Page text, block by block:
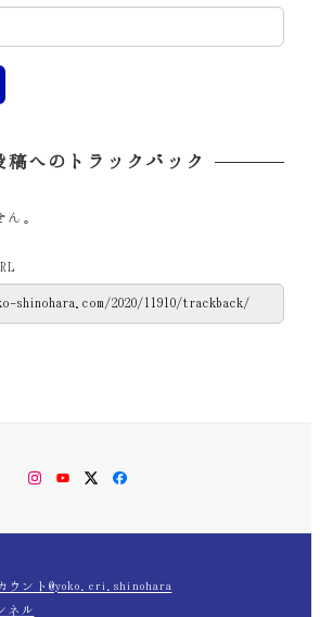
稿へのトラックバック
ん。
Instagram
YouTubeTwitterFacebook
ウント@yoko.eri.shinohara
ネル